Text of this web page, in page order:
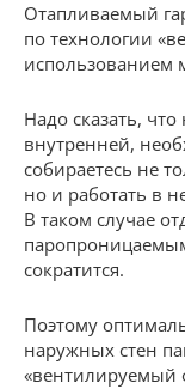
Отапливаемый
по технологии
использованием
Надо сказать,
внутренней,
собираетесь не
но и работать в
В таком случае
сократится.
Поэтому
наружных стен
«вентилируемый